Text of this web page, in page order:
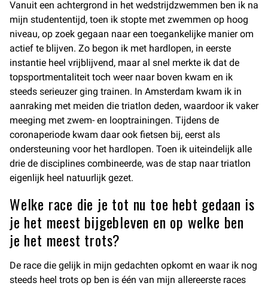
Vanuit een achtergrond in het wedstrijdzwemmen ben ik na
mijn studententijd, toen ik stopte met zwemmen op hoog
niveau, op zoek gegaan naar een toegankelijke manier om
actief te blijven. Zo begon ik met hardlopen, in eerste
instantie heel vrijblijvend, maar al snel merkte ik dat de
topsportmentaliteit toch weer naar boven kwam en ik
steeds serieuzer ging trainen. In Amsterdam kwam ik in
aanraking met meiden die triatlon deden, waardoor ik vaker
meeging met zwem- en looptrainingen. Tijdens de
coronaperiode kwam daar ook fietsen bij, eerst als
ondersteuning voor het hardlopen. Toen ik uiteindelijk alle
drie de disciplines combineerde, was de stap naar triatlon
eigenlijk heel natuurlijk gezet.
Welke race die je tot nu toe hebt gedaan is
je het meest bijgebleven en op welke ben
je het meest trots?
De race die gelijk in mijn gedachten opkomt en waar ik nog
steeds heel trots op ben is één van mijn allereerste races